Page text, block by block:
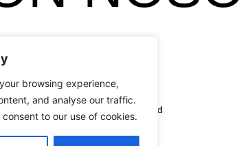
browsing experience,
and analyse our traffic.
to our use of cookies.
Granada
Aviso Legal
Política de Privacidad
Política de cookies